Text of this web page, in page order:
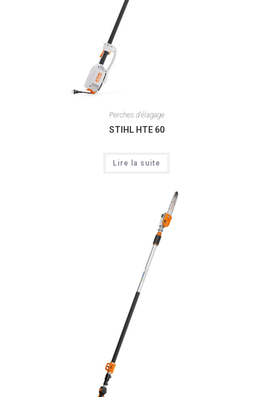
Perches d'élagage
STIHL HTE 60
Lire la suite